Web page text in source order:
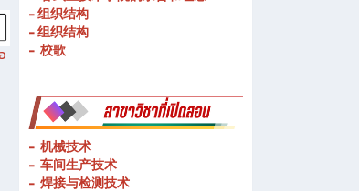
- 历史简介
- 组织结构
- 校歌